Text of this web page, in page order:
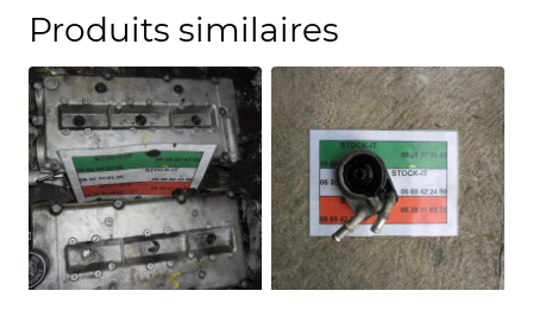
Produits similaires